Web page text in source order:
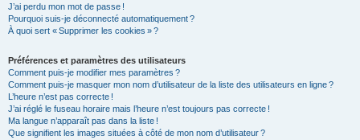
J’ai perdu mon mot de passe !
Pourquoi suis-je déconnecté automatiquement ?
À quoi sert « Supprimer les cookies » ?
Préférences et paramètres des utilisateurs
Comment puis-je modifier mes paramètres ?
Comment puis-je masquer mon nom d’utilisateur de la liste des utilisateurs en ligne ?
L’heure n’est pas correcte !
J’ai réglé le fuseau horaire mais l’heure n’est toujours pas correcte !
Ma langue n’apparaît pas dans la liste !
Que signifient les images situées à côté de mon nom d’utilisateur ?